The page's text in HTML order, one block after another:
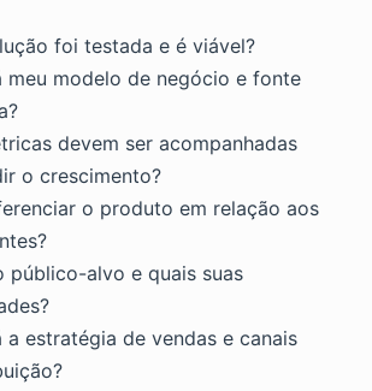
foi testada e é viável?
meu modelo de negócio e fonte
devem ser acompanhadas
o crescimento?
o produto em relação aos
público-alvo e quais suas
a estratégia de vendas e canais